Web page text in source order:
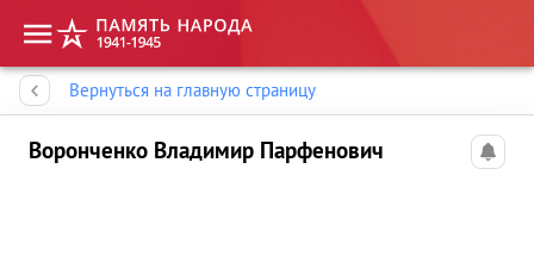
Вернуться на главную страницу
Воронченко Владимир Парфенович
Память народа